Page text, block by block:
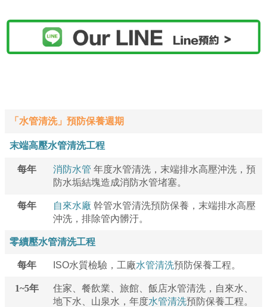
「水管清洗」預防保養週期
末端高壓水管清洗工程
每年 消防水管 年度水管清洗 ，末端排水高壓沖洗，預
防水垢結塊造成消防水管堵塞。
每年 自來水廠 幹管水管清洗預防保養，末端排水高壓
沖洗，排除管內髒汙。
零續壓水管清洗工程
每年 ISO水質檢驗，工廠水管清洗預防保養工程。
1~5年 住家、餐飲業、旅館、飯店水管清洗 ，自來水、
地下水、山泉水，年度水管清洗預防保養工程。